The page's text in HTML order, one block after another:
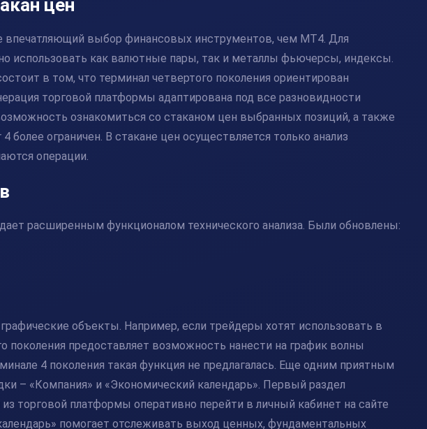
цен
впечатляющий выбор финансовых инструментов, чем MT4. Для
использовать как валютные пары, так и металлы фьючерсы, индексы.
в том, что терминал четвертого поколения ориентирован
торговой платформы адаптирована под все разновидности
ознакомиться со стаканом цен выбранных позиций, а также
ограничен. В стакане цен осуществляется только анализ
операции.
расширенным функционалом технического анализа. Были обновлены:
объекты. Например, если трейдеры хотят использовать в
поколения предоставляет возможность нанести на график волны
4 поколения такая функция не предлагалась. Еще одним приятным
– «Компания» и «Экономический календарь». Первый раздел
торговой платформы оперативно перейти в личный кабинет на сайте
помогает отслеживать выход ценных, фундаментальных